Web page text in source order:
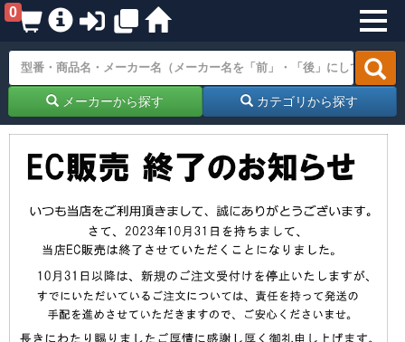
0
メーカーから探す カテゴリから探す